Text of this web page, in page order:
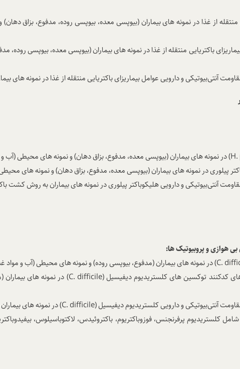
از غذا در نمونه های بیماران (بیوپسی معده، بیوپسی روده، مدفوع، بزاق
باکتریایی منتقله از غذا در نمونه های بیماران (بیوپسی معده، بیوپسی روده،
آنتی‌بیوتیکی و دارویی عوامل بیماریزای باکتریایی منتقله از غذا در نمونه های
در نمونه های بیماران (بیوپسی معده، مدفوع، بزاق دهان) و نمونه های محیطی
در نمونه های بیماران (بیوپسی معده، مدفوع، بزاق دهان) و نمونه های
آنتی‌بیوتیکی و دارویی هلیکوباکتر پیلوری در نمونه های بیماران به روش کشت
هوازی و پروبیوتیک ها:
(C.در نمونه های بیماران (مدفوع، بیوپسی روده) و نمونه های محیطی (آب و
کدکنند توکسین های کلستریدیوم دیفیسیل(C. difficile) در نمونه های
آنتی‌بیوتیکی و دارویی کلستریدیوم دیفیسیل(C. difficile)در نمونه های
پرفرنجنس، فوزوباکتریوم، باکتروئیدس، لاکتوباسیلوس،